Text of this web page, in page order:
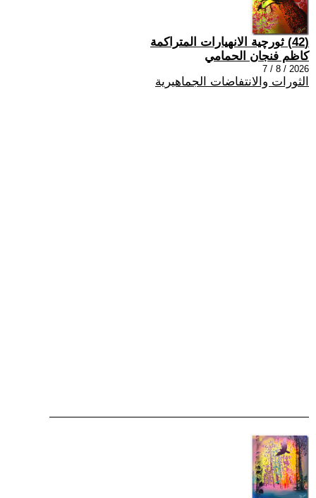
(42) ثورچية الانهيارات المتراكمة
كاظم فنجان الحمامي
2026 / 8 / 7
الثورات والانتفاضات الجماهيرية